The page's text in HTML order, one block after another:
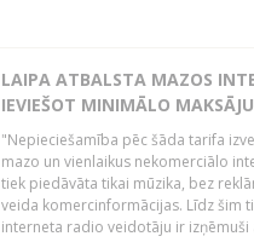
LAIPA ATBALSTA MAZOS
IEVIEŠOT MINIMĀLO
"Nepieciešamība pēc šāda tarifa
mazo un vienlaikus nekomerciālo
tiek piedāvāta tikai mūzika, bez
veida komercinformācijas. Līdz šim
interneta radio veidotāju ir izņēmuši